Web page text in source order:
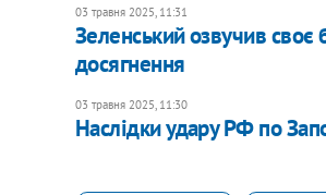
03 травня 2025, 11:31
Зеленський озвучив
досягнення
03 травня 2025, 11:30
Наслідки удару РФ по